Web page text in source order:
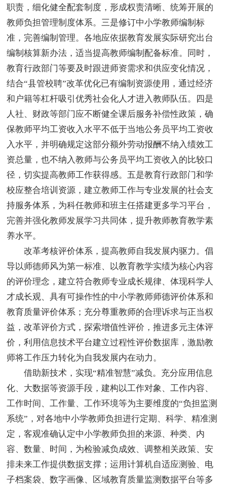
职责，细化健全配套制度，形成权责清晰、统筹开展的
教师负担管理制度体系。三是修订中小学教师编制标
准，完善编制管理。各地应依据教育发展实际研究出台
编制核算新办法，适当提高教师编制配备标准。同时，
教育行政部门等要及时跟进师资需求和供应变化情况，
结合“县管校聘”改革优化已有编制资源使用，通过经济
和户籍等杠杆吸引优秀社会化人才进入教师队伍。四是
人社、财政等部门应不断健全课后服务补偿性政策，确
保教师平均工资收入水平不低于当地公务员平均工资收
入水平，并明确规定这部分额外劳动报酬不纳入绩效工
资总量，也不纳入教师与公务员平均工资收入的比较口
径，切实提高教师工作获得感。五是教育行政部门和学
校应整合培训资源，建立教师工作与专业发展的社会支
持服务体系，为科任教师和班主任搭建更多学习平台，
完善并强化教师发展学习共同体，提升教师教育教学素
养水平。
改革考核评价体系，提高教师自我发展内驱力。倡
导以师德师风为第一标准、以教育教学实绩为核心内容
的评价理念，建立符合教师专业成长规律、体现科学人
才成长观、具有可操作性的中小学教师师德评价体系和
教育质量评价体系；充分尊重教师的合理诉求与正当权
益，改革评价方式，探索增值性评价，推进多元主体评
价，利用信息技术平台建立过程性评价数据库，激励教
师将工作压力转化为自我发展内在动力。
借助新技术，实现“精准智慧”减负。充分应用信息
化、大数据等资源手段，建构以工作对象、工作内容、
工作时间、工作量、工作环境等为主要维度的“负担监测
系统”，对各地中小学教师负担进行定期、科学、精准测
定，客观准确认定中小学教师负担的来源、种类、内
容、数量、时间，为检验减负成效、调整相关政策、安
排未来工作提供数据支撑；运用计算机自适应测验、电
子档案袋、数字画像、区域教育质量监测数据平台等多